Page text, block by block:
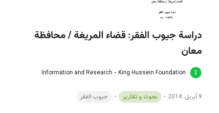
دراسة جيوب الفقر: قضاء المريغة / محافظة
معان
Information and Research - King Hussein Foundation
9 أبريل، 2014 بحوث و تقارير جيوب الفقر